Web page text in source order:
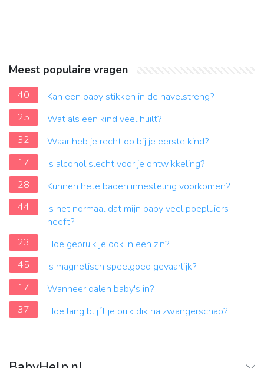
Meest populaire vragen
40
Kan een baby stikken in de navelstreng?
25
Wat als een kind veel huilt?
32
Waar heb je recht op bij je eerste kind?
17
Is alcohol slecht voor je ontwikkeling?
28
Kunnen hete baden innesteling voorkomen?
44
Is het normaal dat mijn baby veel poepluiers
heeft?
23
Hoe gebruik je ook in een zin?
45
Is magnetisch speelgoed gevaarlijk?
17
Wanneer dalen baby's in?
37
Hoe lang blijft je buik dik na zwangerschap?